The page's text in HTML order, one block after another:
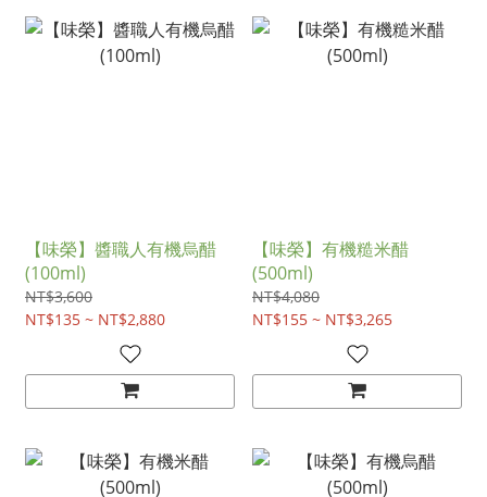
【味榮】醬職人有機烏醋
(100ml)
NT$3,600
NT$135 ~ NT$2,880
【味榮】有機糙米醋
(500ml)
NT$4,080
NT$155 ~ NT$3,265